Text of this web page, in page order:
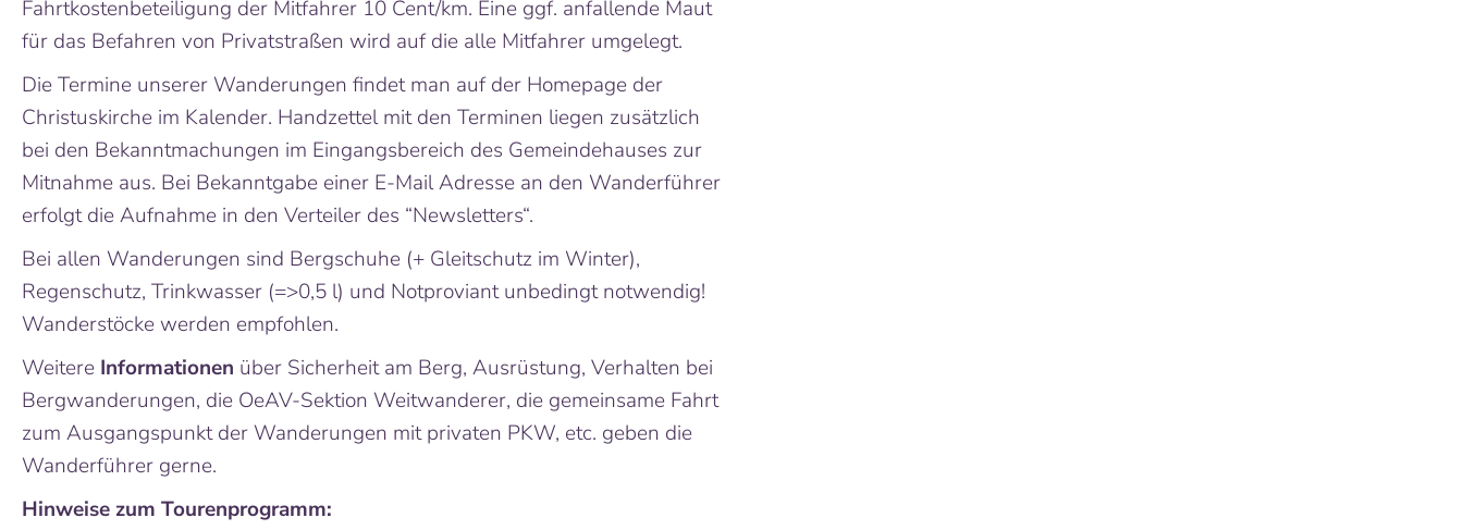
Fahrtkostenbeteiligung der Mitfahrer 10 Cent/km. Eine ggf. anfallende Maut
für das Befahren von Privatstraßen wird auf die alle Mitfahrer umgelegt.
Die Termine unserer Wanderungen findet man auf der Homepage der
Christuskirche im Kalender. Handzettel mit den Terminen liegen zusätzlich
bei den Bekanntmachungen im Eingangsbereich des Gemeindehauses zur
Mitnahme aus. Bei Bekanntgabe einer E-Mail Adresse an den Wanderführer
erfolgt die Aufnahme in den Verteiler des “Newsletters“.
Bei allen Wanderungen sind Bergschuhe (+ Gleitschutz im Winter),
Regenschutz, Trinkwasser (=>0,5 l) und Notproviant unbedingt notwendig!
Wanderstöcke werden empfohlen.
Weitere Informationen über Sicherheit am Berg, Ausrüstung, Verhalten bei
Bergwanderungen, die OeAV-Sektion Weitwanderer, die gemeinsame Fahrt
zum Ausgangspunkt der Wanderungen mit privaten PKW, etc. geben die
Wanderführer gerne.
Hinweise zum Tourenprogramm: